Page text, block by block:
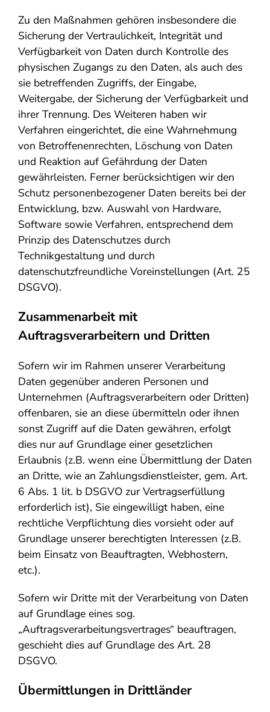
Zu den Maßnahmen gehören insbesondere die
Sicherung der Vertraulichkeit, Integrität und
Verfügbarkeit von Daten durch Kontrolle des
physischen Zugangs zu den Daten, als auch des
sie betreffenden Zugriffs, der Eingabe,
Weitergabe, der Sicherung der Verfügbarkeit und
ihrer Trennung. Des Weiteren haben wir
Verfahren eingerichtet, die eine Wahrnehmung
von Betroffenenrechten, Löschung von Daten
und Reaktion auf Gefährdung der Daten
gewährleisten. Ferner berücksichtigen wir den
Schutz personenbezogener Daten bereits bei der
Entwicklung, bzw. Auswahl von Hardware,
Software sowie Verfahren, entsprechend dem
Prinzip des Datenschutzes durch
Technikgestaltung und durch
datenschutzfreundliche Voreinstellungen (Art. 25
DSGVO).
Zusammenarbeit mit
Auftragsverarbeitern und Dritten
Sofern wir im Rahmen unserer Verarbeitung
Daten gegenüber anderen Personen und
Unternehmen (Auftragsverarbeitern oder Dritten)
offenbaren, sie an diese übermitteln oder ihnen
sonst Zugriff auf die Daten gewähren, erfolgt
dies nur auf Grundlage einer gesetzlichen
Erlaubnis (z.B. wenn eine Übermittlung der Daten
an Dritte, wie an Zahlungsdienstleister, gem. Art.
6 Abs. 1 lit. b DSGVO zur Vertragserfüllung
erforderlich ist), Sie eingewilligt haben, eine
rechtliche Verpflichtung dies vorsieht oder auf
Grundlage unserer berechtigten Interessen (z.B.
beim Einsatz von Beauftragten, Webhostern,
etc.).
Sofern wir Dritte mit der Verarbeitung von Daten
auf Grundlage eines sog.
„Auftragsverarbeitungsvertrages“ beauftragen,
geschieht dies auf Grundlage des Art. 28
DSGVO.
Übermittlungen in Drittländer